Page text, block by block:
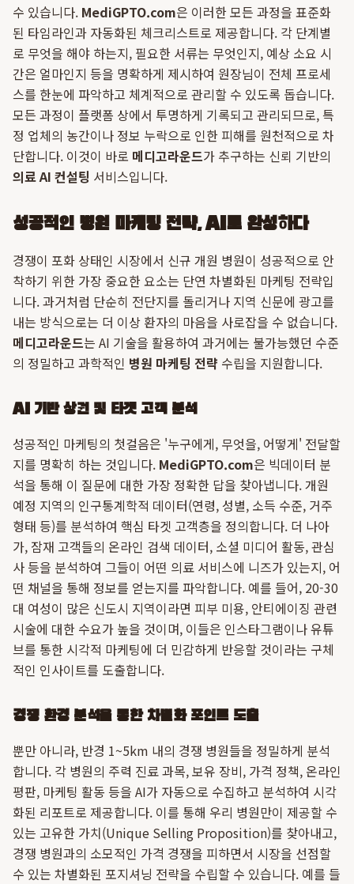
수 있습니다. MediGPTO.com은 이러한 모든 과정을 표준화
된 타임라인과 자동화된 체크리스트로 제공합니다. 각 단계별
로 무엇을 해야 하는지, 필요한 서류는 무엇인지, 예상 소요 시
간은 얼마인지 등을 명확하게 제시하여 원장님이 전체 프로세
스를 한눈에 파악하고 체계적으로 관리할 수 있도록 돕습니다.
모든 과정이 플랫폼 상에서 투명하게 기록되고 관리되므로, 특
정 업체의 농간이나 정보 누락으로 인한 피해를 원천적으로 차
단합니다. 이것이 바로 메디고라운드가 추구하는 신뢰 기반의
의료 AI 컨설팅 서비스입니다.
성공적인 병원 마케팅 전략, AI로 완성하다
경쟁이 포화 상태인 시장에서 신규 개원 병원이 성공적으로 안
착하기 위한 가장 중요한 요소는 단연 차별화된 마케팅 전략입
니다. 과거처럼 단순히 전단지를 돌리거나 지역 신문에 광고를
내는 방식으로는 더 이상 환자의 마음을 사로잡을 수 없습니다.
메디고라운드는 AI 기술을 활용하여 과거에는 불가능했던 수준
의 정밀하고 과학적인 병원 마케팅 전략 수립을 지원합니다.
AI 기반 상권 및 타겟 고객 분석
성공적인 마케팅의 첫걸음은 '누구에게, 무엇을, 어떻게' 전달할
지를 명확히 하는 것입니다. MediGPTO.com은 빅데이터 분
석을 통해 이 질문에 대한 가장 정확한 답을 찾아냅니다. 개원
예정 지역의 인구통계학적 데이터(연령, 성별, 소득 수준, 거주
형태 등)를 분석하여 핵심 타겟 고객층을 정의합니다. 더 나아
가, 잠재 고객들의 온라인 검색 데이터, 소셜 미디어 활동, 관심
사 등을 분석하여 그들이 어떤 의료 서비스에 니즈가 있는지, 어
떤 채널을 통해 정보를 얻는지를 파악합니다. 예를 들어, 20-30
대 여성이 많은 신도시 지역이라면 피부 미용, 안티에이징 관련
시술에 대한 수요가 높을 것이며, 이들은 인스타그램이나 유튜
브를 통한 시각적 마케팅에 더 민감하게 반응할 것이라는 구체
적인 인사이트를 도출합니다.
경쟁 환경 분석을 통한 차별화 포인트 도출
뿐만 아니라, 반경 1~5km 내의 경쟁 병원들을 정밀하게 분석
합니다. 각 병원의 주력 진료 과목, 보유 장비, 가격 정책, 온라인
평판, 마케팅 활동 등을 AI가 자동으로 수집하고 분석하여 시각
화된 리포트로 제공합니다. 이를 통해 우리 병원만이 제공할 수
있는 고유한 가치(Unique Selling Proposition)를 찾아내고,
경쟁 병원과의 소모적인 가격 경쟁을 피하면서 시장을 선점할
수 있는 차별화된 포지셔닝 전략을 수립할 수 있습니다. 예를 들